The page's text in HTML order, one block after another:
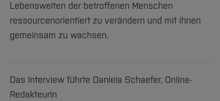
Lebenswelten der betroffenen Menschen
ressourcenorientiert zu verändern und mit ihnen
gemeinsam zu wachsen.
Das Interview führte Daniela Schaefer, Online-
Redakteurin